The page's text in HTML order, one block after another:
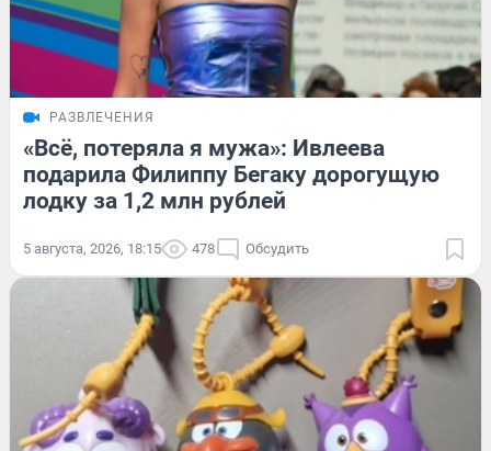
РАЗВЛЕЧЕНИЯ
«Всё, потеряла я мужа»: Ивлеева
подарила Филиппу Бегаку дорогущую
лодку за 1,2 млн рублей
5 августа, 2026, 18:15 478 Обсудить